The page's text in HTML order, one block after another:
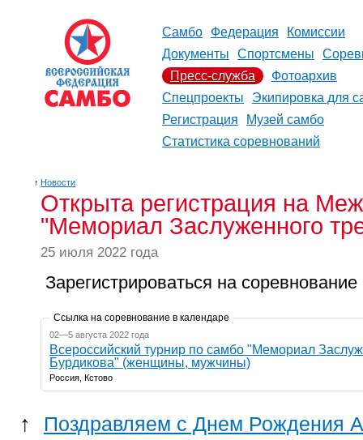
Самбо Федерация
Комиссии
Документы
Спортсмены
Пресс-служба
Фотоархив
Спецпроекты
Экипировка для
Регистрация
Музей самбо
Статистика соревнований
↑ Новости
Открыта регистрация на
"Мемориал Заслуженного
25 июля 2022 года
Зарегистрироваться на
Ссылка на соревнование в календаре
02—5 августа 2022 года
Всероссийский турнир по самбо "Мемориал
Бурдикова" (женщины, мужчины)
Россия, Кстово
↑ Поздравляем с Днем Рождения